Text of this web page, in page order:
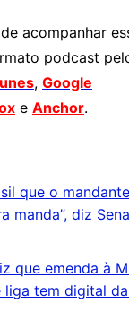
acompanhar
podcast
, Google
e Anchor.
que o
manda”, diz
que emenda à
liga tem digital